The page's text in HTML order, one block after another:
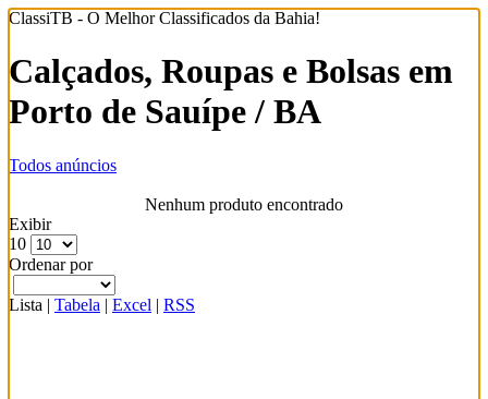
ClassiTB - O Melhor Classificados da Bahia!
Calçados, Roupas e Bolsas em
Porto de Sauípe / BA
Todos anúncios
Nenhum produto encontrado
Exibir
10
Ordenar por
Lista | Tabela | Excel | RSS